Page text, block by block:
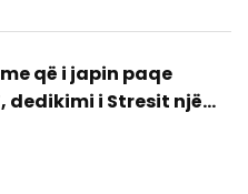
që i japin paqe
dedikimi i Stresit një